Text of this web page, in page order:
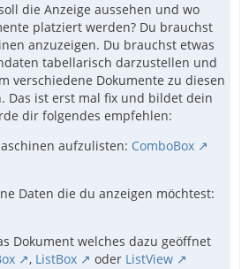
die Anzeige aussehen und wo
platziert werden? Du brauchst
anzuzeigen. Du brauchst etwas
tabellarisch darzustellen und
verschiedene Dokumente zu diesen
Das ist erst mal fix und bildet dein
dir folgendes empfehlen:
aufzulisten: ComboBox
Daten die du anzeigen möchtest:
Dokument welches dazu geöffnet
, ListBox oder ListView